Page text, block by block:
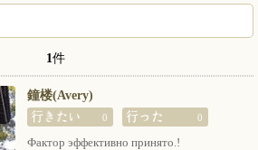
1件
鐘楼(Avery)
0 0
Фактор эффективно принято.!